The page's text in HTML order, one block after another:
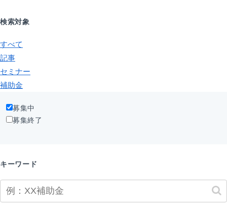
検索対象
すべて
記事
セミナー
補助金
募集中
募集終了
キーワード